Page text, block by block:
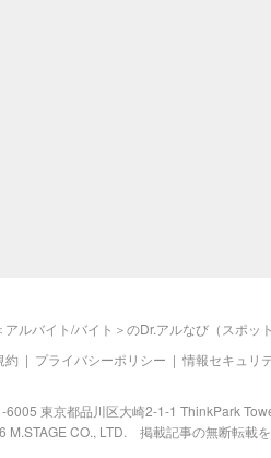
アルバイト/バイト＞のDr.アルなび（スポッ
約 | プライバシーポリシー | 情報セキュリ
6005 東京都品川区大崎2-1-1 ThinkPark
M.STAGE CO., LTD. 掲載記事の無断転載を